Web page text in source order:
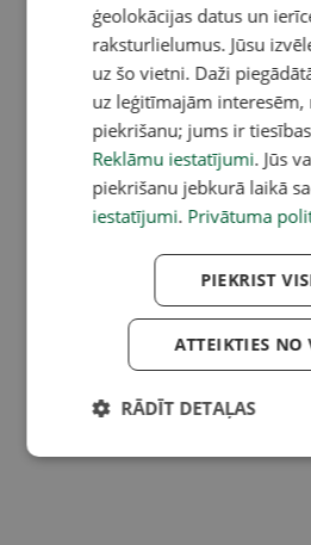
ģeolokācijas datus un
raksturlielumus. Jūsu
uz šo vietni. Daži
uz leģitīmajām interesēm,
piekrišanu; jums ir
Reklāmu iestatījumi. Jūs
piekrišanu jebkurā laikā
iestatījumi. Privātuma
PIEKRIST
ATTEIKTIES NO
RĀDĪT DETAĻAS